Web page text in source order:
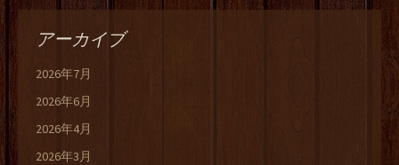
アーカイブ
2026年7月
2026年6月
2026年4月
2026年3月